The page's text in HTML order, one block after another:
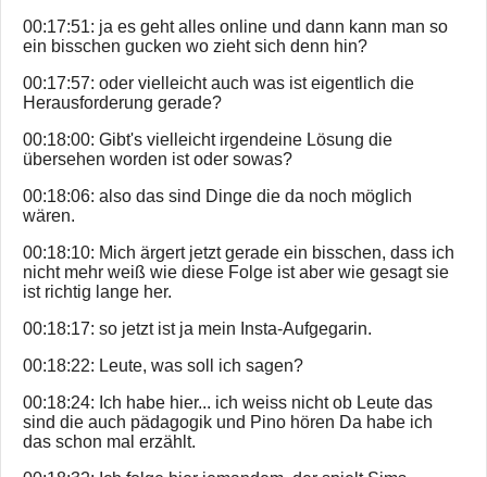
00:17:51: ja es geht alles online und dann kann man so
ein bisschen gucken wo zieht sich denn hin?
00:17:57: oder vielleicht auch was ist eigentlich die
Herausforderung gerade?
00:18:00: Gibt's vielleicht irgendeine Lösung die
übersehen worden ist oder sowas?
00:18:06: also das sind Dinge die da noch möglich
wären.
00:18:10: Mich ärgert jetzt gerade ein bisschen, dass ich
nicht mehr weiß wie diese Folge ist aber wie gesagt sie
ist richtig lange her.
00:18:17: so jetzt ist ja mein Insta-Aufgegarin.
00:18:22: Leute, was soll ich sagen?
00:18:24: Ich habe hier... ich weiss nicht ob Leute das
sind die auch pädagogik und Pino hören Da habe ich
das schon mal erzählt.